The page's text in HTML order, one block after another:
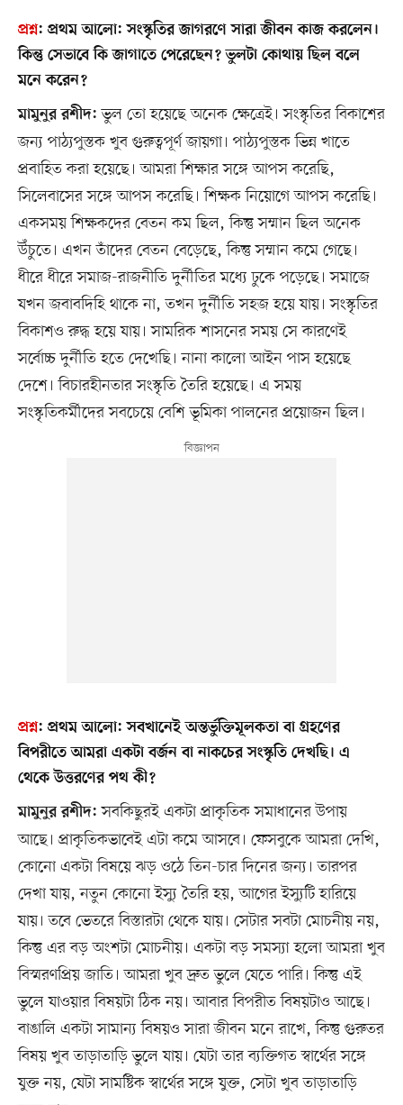
প্রশ্ন: প্রথম আলো: সংস্কৃতির জাগরণে সারা জীবন কাজ করলেন।
কিন্তু সেভাবে কি জাগাতে পেরেছেন? ভুলটা কোথায় ছিল বলে
মনে করেন?
মামুনুর রশীদ: ভুল তো হয়েছে অনেক ক্ষেত্রেই। সংস্কৃতির বিকাশের
জন্য পাঠ্যপুস্তক খুব গুরুত্বপূর্ণ জায়গা। পাঠ্যপুস্তক ভিন্ন খাতে
প্রবাহিত করা হয়েছে। আমরা শিক্ষার সঙ্গে আপস করেছি,
সিলেবাসের সঙ্গে আপস করেছি। শিক্ষক নিয়োগে আপস করেছি।
একসময় শিক্ষকদের বেতন কম ছিল, কিন্তু সম্মান ছিল অনেক
উঁচুতে। এখন তাঁদের বেতন বেড়েছে, কিন্তু সম্মান কমে গেছে।
ধীরে ধীরে সমাজ-রাজনীতি দুর্নীতির মধ্যে ঢুকে পড়েছে। সমাজে
যখন জবাবদিহি থাকে না, তখন দুর্নীতি সহজ হয়ে যায়। সংস্কৃতির
বিকাশও রুদ্ধ হয়ে যায়। সামরিক শাসনের সময় সে কারণেই
সর্বোচ্চ দুর্নীতি হতে দেখেছি। নানা কালো আইন পাস হয়েছে
দেশে। বিচারহীনতার সংস্কৃতি তৈরি হয়েছে। এ সময়
সংস্কৃতিকর্মীদের সবচেয়ে বেশি ভূমিকা পালনের প্রয়োজন ছিল।
প্রশ্ন: প্রথম আলো: সবখানেই অন্তর্ভুক্তিমূলকতা বা গ্রহণের
বিপরীতে আমরা একটা বর্জন বা নাকচের সংস্কৃতি দেখছি। এ
থেকে উত্তরণের পথ কী?
মামুনুর রশীদ: সবকিছুরই একটা প্রাকৃতিক সমাধানের উপায়
আছে। প্রাকৃতিকভাবেই এটা কমে আসবে। ফেসবুকে আমরা দেখি,
কোনো একটা বিষয়ে ঝড় ওঠে তিন-চার দিনের জন্য। তারপর
দেখা যায়, নতুন কোনো ইস্যু তৈরি হয়, আগের ইস্যুটি হারিয়ে
যায়। তবে ভেতরে বিস্তারটা থেকে যায়। সেটার সবটা মোচনীয় নয়,
কিন্তু এর বড় অংশটা মোচনীয়। একটা বড় সমস্যা হলো আমরা খুব
বিস্মরণপ্রিয় জাতি। আমরা খুব দ্রুত ভুলে যেতে পারি। কিন্তু এই
ভুলে যাওয়ার বিষয়টা ঠিক নয়। আবার বিপরীত বিষয়টাও আছে।
বাঙালি একটা সামান্য বিষয়ও সারা জীবন মনে রাখে, কিন্তু গুরুতর
বিষয় খুব তাড়াতাড়ি ভুলে যায়। যেটা তার ব্যক্তিগত স্বার্থের সঙ্গে
যুক্ত নয়, যেটা সামষ্টিক স্বার্থের সঙ্গে যুক্ত, সেটা খুব তাড়াতাড়ি